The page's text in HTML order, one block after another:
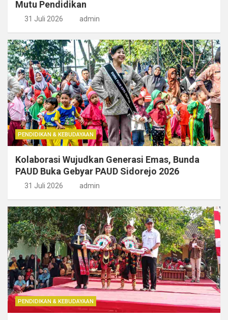
Mutu Pendidikan
31 Juli 2026 admin
PENDIDIKAN & KEBUDAYAAN
Kolaborasi Wujudkan Generasi Emas, Bunda
PAUD Buka Gebyar PAUD Sidorejo 2026
31 Juli 2026 admin
PENDIDIKAN & KEBUDAYAAN